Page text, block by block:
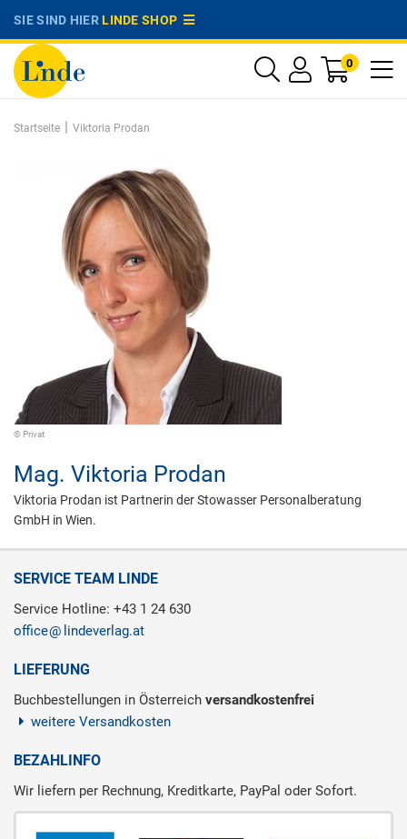
SIE SIND HIERLINDE SHOP
0
Startseite | Viktoria Prodan
© Privat
Mag. Viktoria Prodan
Viktoria Prodan ist Partnerin der Stowasser Personalberatung
GmbH in Wien.
SERVICE TEAM LINDE
Service Hotline: +43 1 24 630
office
lindeverlag.at
LIEFERUNG
Buchbestellungen in Österreich versandkostenfrei
weitere Versandkosten
BEZAHLINFO
Wir liefern per Rechnung, Kreditkarte, PayPal oder Sofort.